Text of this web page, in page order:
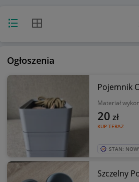
Widok listyWidok siatki
Ogłoszenia
Pojemnik
Materiał
KUP TERAZ
20 zł
STAN: